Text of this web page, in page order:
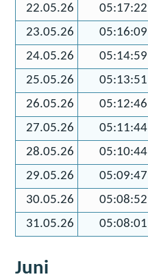
22.05.26 05:17:22
23.05.26
05:16:09
24.05.26
05:14:59
25.05.26
05:13:51
26.05.26
05:12:46
27.05.26
05:11:44
28.05.26
05:10:44
29.05.26
05:09:47
30.05.26
05:08:52
31.05.26
05:08:01
Juni